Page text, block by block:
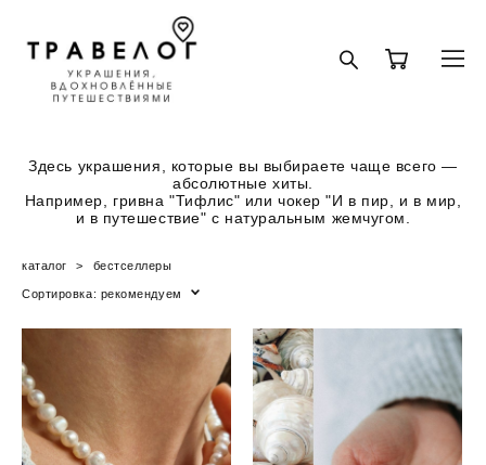
Здесь украшения, которые вы выбираете чаще всего —
абсолютные хиты.
Например, гривна "Тифлис" или чокер "И в пир, и в мир,
и в путешествие" с натуральным жемчугом.
каталог > бестселлеры
Сортировка: рекомендуем